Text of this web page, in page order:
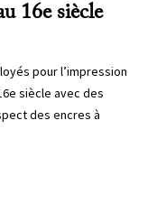
16e siècle
pour l’impression
siècle avec des
des encres à